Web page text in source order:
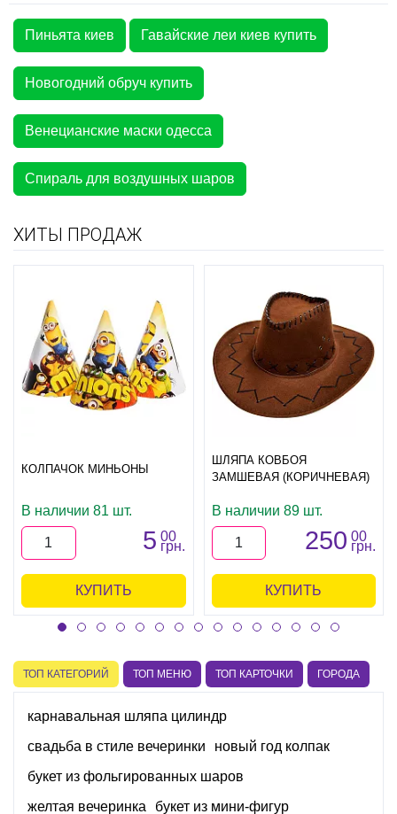
Пиньята киев Гавайские леи киев купить
Новогодний обруч купить
Венецианские маски одесса
Спираль для воздушных шаров
ХИТЫ ПРОДАЖ
КОЛПАЧОК МИНЬОНЫ
В наличии 81 шт.
5 00
грн.
КУПИТЬ
ШЛЯПА КОВБОЯ
ЗАМШЕВАЯ (КОРИЧНЕВАЯ)
В наличии 89 шт.
250 00
грн.
КУПИТЬ
ТОП КАТЕГОРИЙ ТОП МЕНЮ ТОП КАРТОЧКИ ГОРОДА
карнавальная шляпа цилиндр
свадьба в стиле вечеринки
новый год колпак
букет из фольгированных шаров
желтая вечеринка
букет из мини-фигур